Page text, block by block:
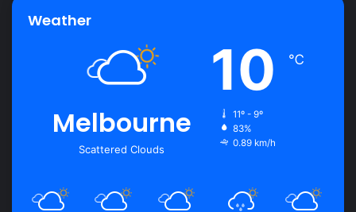
Weather
Melbourne
Scattered Clouds
10 ℃
11º - 9º
83%
0.89 km/h